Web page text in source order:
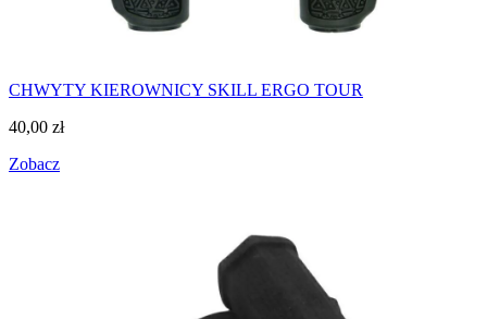
CHWYTY KIEROWNICY SKILL ERGO TOUR
40,00 zł
Zobacz